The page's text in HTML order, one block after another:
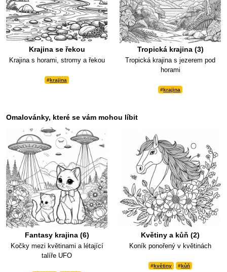
Krajina se řekou
Krajina s horami, stromy a řekou
#krajina
Tropická krajina (3)
Tropická krajina s jezerem pod
horami
#krajina
Omalovánky, které se vám mohou líbit
Fantasy krajina (6)
Kočky mezi květinami a létající
talíře UFO
Květiny a kůň (2)
Koník ponořený v květinách
#květiny #kůň